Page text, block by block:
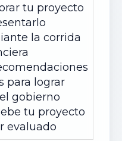
tu proyecto
la corrida
para lograr
gobierno
tu proyecto
evaluado